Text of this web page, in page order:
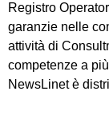
Registro
garanzie nelle
attività di
competenze a
NewsLinet è